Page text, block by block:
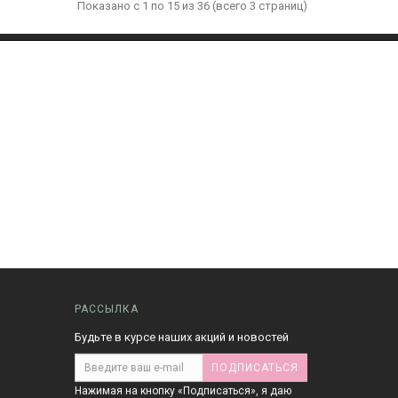
Показано с 1 по 15 из 36 (всего 3 страниц)
РАССЫЛКА
Будьте в курсе наших акций и новостей
ПОДПИСАТЬСЯ
Нажимая на кнопку «Подписаться», я даю